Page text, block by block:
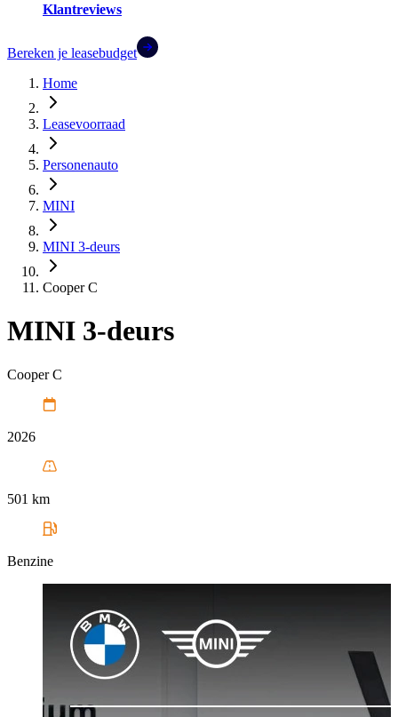
Klantreviews
Bereken je leasebudget
Home
Leasevoorraad
Personenauto
MINI
MINI 3-deurs
Cooper C
MINI 3-deurs
Cooper C
2026
501 km
Benzine